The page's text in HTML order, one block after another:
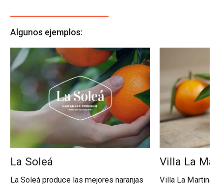
Algunos ejemplos:
La Soleá
La Soleá produce las mejores naranjas
Villa La
Villa La Martina